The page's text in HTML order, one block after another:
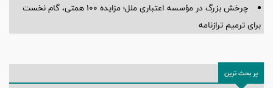
چرخش بزرگ در مؤسسه اعتباری ملل؛ مزایده ۱۰۰ همتی، گام نخست
برای ترمیم ترازنامه
پر بحث ترین